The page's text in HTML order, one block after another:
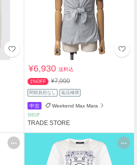
¥6,930送料込
1%OFF ¥7,000
関税負担なし 返品補償
中古 Weekend Max Mara
SHOP
TRADE STORE